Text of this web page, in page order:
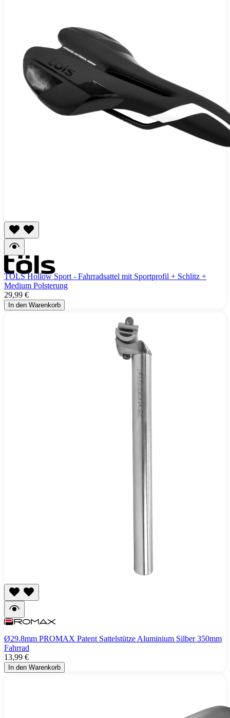
TÖLS Hollow Sport - Fahrradsattel mit Sportprofil + Schlitz +
Medium Polsterung
29,99 €
In den Warenkorb
Ø29.8mm PROMAX Patent Sattelstütze Aluminium Silber 350mm
Fahrrad
13,99 €
In den Warenkorb